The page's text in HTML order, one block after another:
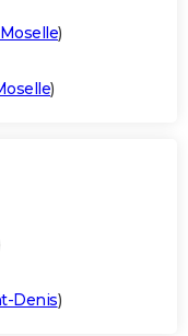
)
)
Denis)